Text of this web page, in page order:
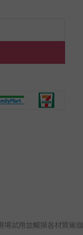
場試用並觸摸各材質瑜珈